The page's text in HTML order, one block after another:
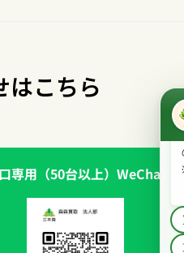
はこちら
専用（50台以上）WeChat